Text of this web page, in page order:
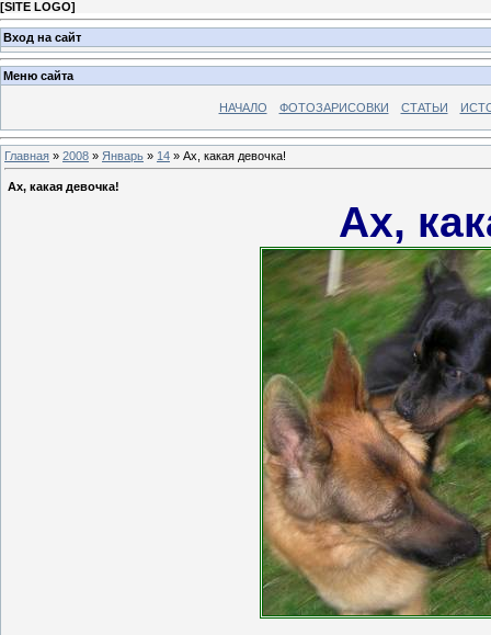
[SITE LOGO]
Вход на сайт
Меню сайта
НАЧАЛО ФОТОЗАРИСОВКИ СТАТЬИ
Главная » 2008 » Январь » 14 » Ах, какая девочка!
Ах, какая девочка!
Ах,